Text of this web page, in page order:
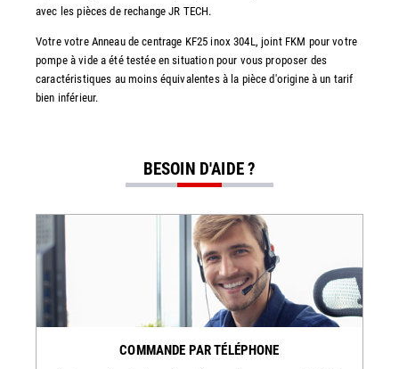
avec les pièces de rechange JR TECH.
Votre votre Anneau de centrage KF25 inox 304L, joint FKM pour votre
pompe à vide a été testée en situation pour vous proposer des
caractéristiques au moins équivalentes à la pièce d'origine à un tarif
bien inférieur.
BESOIN D'AIDE ?
COMMANDE PAR TÉLÉPHONE